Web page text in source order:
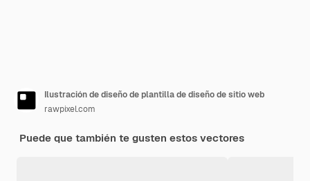
Ilustración de diseño de plantilla de diseño de sitio web
rawpixel.com
Puede que también te gusten estos vectores